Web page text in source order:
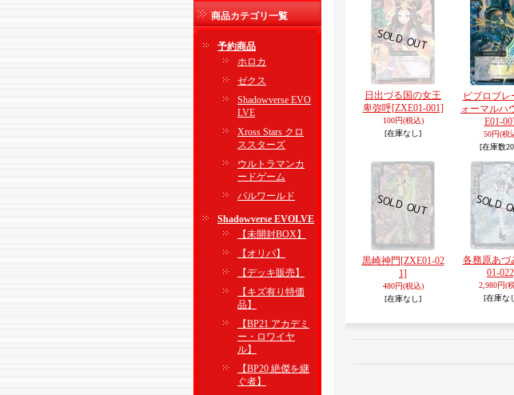
商品カテゴリ一覧
予約商品
ホロカ
ゼクス
Shadowverse EVO
LVE
Xross Stars クロ
ススターズ
ウルトラマンカ
ードゲーム
パルワールド
Shadowverse EVOLVE
【未開封BOX】
【オリパ】
【デッキ販売】
【キズ有り特価
品】
【BP21 アカデミ
ー・ロワイヤ
ル】
【BP20 絶傑を継
ぐ者】
日出づる国の女王
卑弥呼[ZXE01-001]
100円(税込)
[在庫なし]
ビブロブレ
ォーマルハ
E01-
50円(税
[在庫数
黒崎神門 [ZXE01-02
1]
480円(税込)
[在庫なし]
各務原あづ
01-
2,980円(
[在庫な